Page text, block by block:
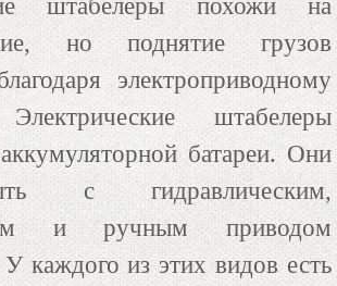
штабелеры похожи на
но поднятие грузов
электроприводному
штабелеры
батареи. Они
с гидравлическим,
и ручным приводом
каждого из этих видов есть